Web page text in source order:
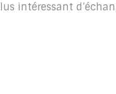
intéressant